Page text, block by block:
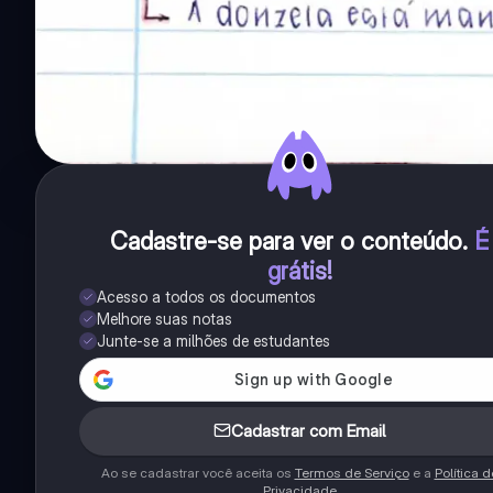
Cadastre-se para ver o conteúdo. É
grátis!
Acesso a todos os documentos
Melhore suas notas
Junte-se a milhões de estudantes
Cadastrar com Email
Ao se cadastrar você aceita os Termos de Serviçoe a Política